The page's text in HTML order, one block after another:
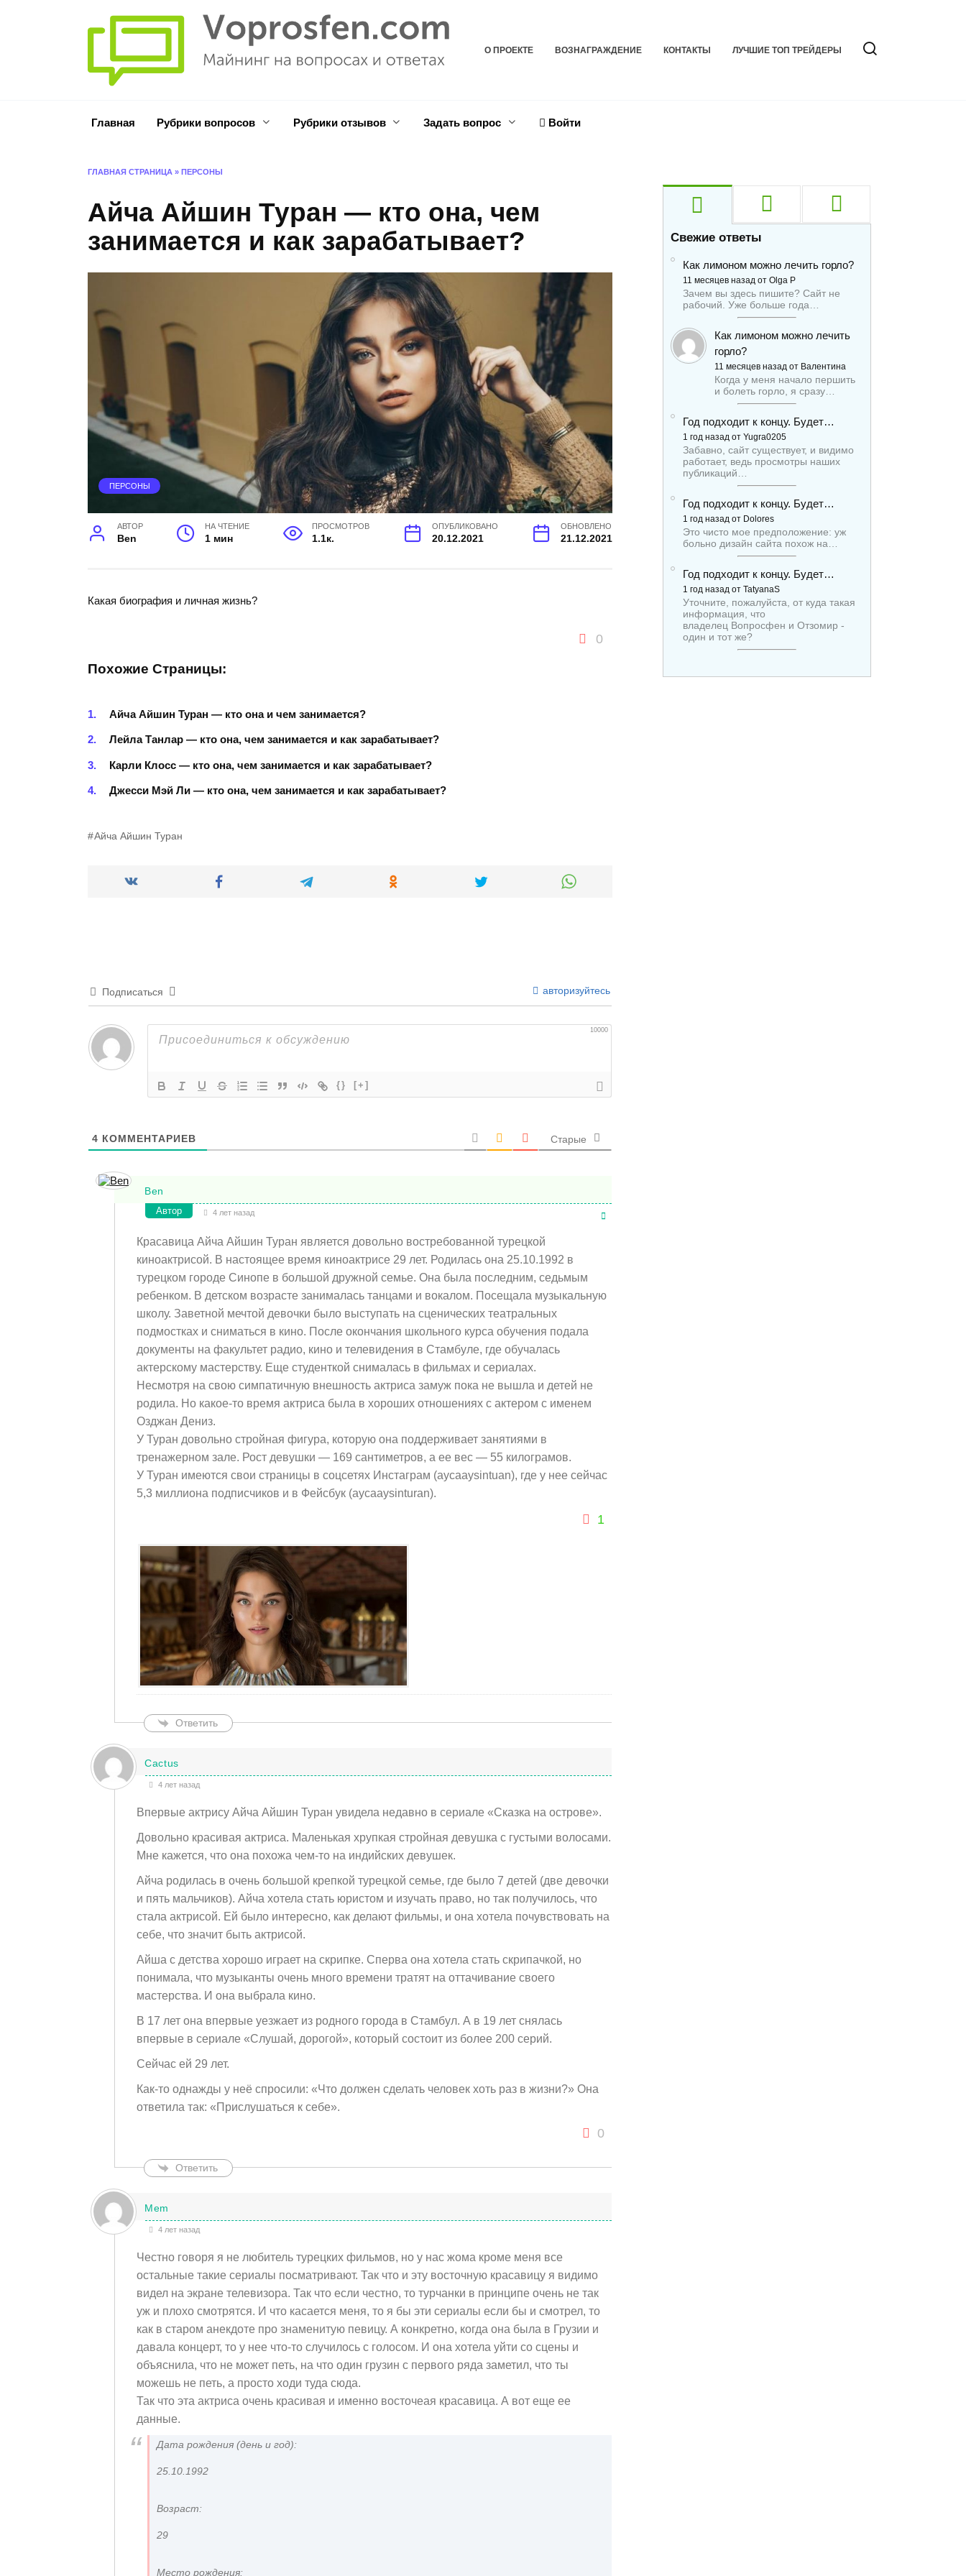
О ПРОЕКТЕ ВОЗНАГРАЖДЕНИЕ КОНТАКТЫ ЛУЧШИЕ ТОП ТРЕЙДЕРЫ
Главная Рубрики вопросов Рубрики отзывов Задать вопрос Войти
ГЛАВНАЯ СТРАНИЦА » ПЕРСОНЫ
Айча Айшин Туран — кто она, чем
занимается и как зарабатывает?
ПЕРСОНЫ
АВТОР
Ben
НА ЧТЕНИЕ
1 мин
ПРОСМОТРОВ
1.1к.
ОПУБЛИКОВАНО
20.12.2021
ОБНОВЛЕНО
21.12.2021
Какая биография и личная жизнь?
0
Похожие Страницы:
Айча Айшин Туран — кто она и чем занимается?
Лейла Танлар — кто она, чем занимается и как зарабатывает?
Карли Клосс — кто она, чем занимается и как зарабатывает?
Джесси Мэй Ли — кто она, чем занимается и как зарабатывает?
Айча Айшин Туран
Подписаться авторизуйтесь
10000
{} [+]
4 КОММЕНТАРИЕВ Старые
Ben
Автор 4 лет назад
Красавица Айча Айшин Туран является довольно востребованной турецкой
киноактрисой. В настоящее время киноактрисе 29 лет. Родилась она 25.10.1992 в
турецком городе Синопе в большой дружной семье. Она была последним, седьмым
ребенком. В детском возрасте занималась танцами и вокалом. Посещала музыкальную
школу. Заветной мечтой девочки было выступать на сценических театральных
подмостках и сниматься в кино. После окончания школьного курса обучения подала
документы на факультет радио, кино и телевидения в Стамбуле, где обучалась
актерскому мастерству. Еще студенткой снималась в фильмах и сериалах.
Несмотря на свою симпатичную внешность актриса замуж пока не вышла и детей не
родила. Но какое-то время актриса была в хороших отношениях с актером с именем
Озджан Дениз.
У Туран довольно стройная фигура, которую она поддерживает занятиями в
тренажерном зале. Рост девушки — 169 сантиметров, а ее вес — 55 килограмов.
У Туран имеются свои страницы в соцсетях Инстаграм (aycaaysintuan), где у нее сейчас
5,3 миллиона подписчиков и в Фейсбук (aycaaysinturan).
1
Ответить
Cactus
4 лет назад
Впервые актрису Айча Айшин Туран увидела недавно в сериале «Сказка на острове».
Довольно красивая актриса. Маленькая хрупкая стройная девушка с густыми волосами.
Мне кажется, что она похожа чем-то на индийских девушек.
Айча родилась в очень большой крепкой турецкой семье, где было 7 детей (две девочки
и пять мальчиков). Айча хотела стать юристом и изучать право, но так получилось, что
стала актрисой. Ей было интересно, как делают фильмы, и она хотела почувствовать на
себе, что значит быть актрисой.
Айша с детства хорошо играет на скрипке. Сперва она хотела стать скрипачкой, но
понимала, что музыканты очень много времени тратят на оттачивание своего
мастерства. И она выбрала кино.
В 17 лет она впервые уезжает из родного города в Стамбул. А в 19 лет снялась
впервые в сериале «Слушай, дорогой», который состоит из более 200 серий.
Сейчас ей 29 лет.
Как-то однажды у неё спросили: «Что должен сделать человек хоть раз в жизни?» Она
ответила так: «Прислушаться к себе».
0
Ответить
Mem
4 лет назад
Честно говоря я не любитель турецких фильмов, но у нас жома кроме меня все
остальные такие сериалы посматривают. Так что и эту восточную красавицу я видимо
видел на экране телевизора. Так что если честно, то турчанки в принципе очень не так
уж и плохо смотрятся. И что касается меня, то я бы эти сериалы если бы и смотрел, то
как в старом анекдоте про знаменитую певицу. А конкретно, когда она была в Грузии и
давала концерт, то у нее что-то случилось с голосом. И она хотела уйти со сцены и
объяснила, что не может петь, на что один грузин с первого ряда заметил, что ты
можешь не петь, а просто ходи туда сюда.
Так что эта актриса очень красивая и именно восточеая красавица. А вот еще ее
данные.
Дата рождения (день и год):
25.10.1992
Возраст:
29
Место рождения:
Свежие ответы
Как лимоном можно лечить горло?
11 месяцев назад от Olga P
Зачем вы здесь пишите? Сайт не
рабочий. Уже больше года…
Как лимоном можно лечить
горло?
11 месяцев назад от Валентина
Когда у меня начало першить
и болеть горло, я сразу…
Год подходит к концу. Будет…
1 год назад от Yugra0205
Забавно, сайт существует, и видимо
работает, ведь просмотры наших
публикаций…
Год подходит к концу. Будет…
1 год назад от Dolores
Это чисто мое предположение: уж
больно дизайн сайта похож на…
Год подходит к концу. Будет…
1 год назад от TatyanaS
Уточните, пожалуйста, от куда такая
информация, что
владелец Вопросфен и Отзомир -
один и тот же?